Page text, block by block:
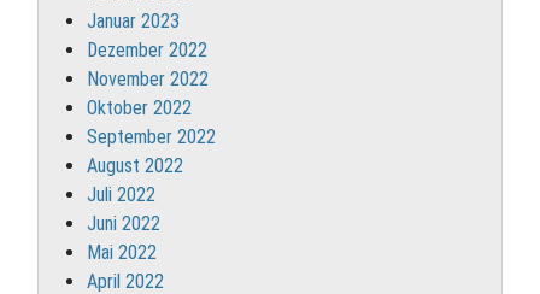
Januar 2023
Dezember 2022
November 2022
Oktober 2022
September 2022
August 2022
Juli 2022
Juni 2022
Mai 2022
April 2022